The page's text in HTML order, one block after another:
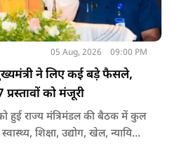
05 Aug, 2026 09:00 PM
ने लिए कई बड़े फैसले,
को मंजूरी
हुई राज्य मंत्रिमंडल की बैठक में कुल
शिक्षा, उद्योग, खेल, न्यायिक